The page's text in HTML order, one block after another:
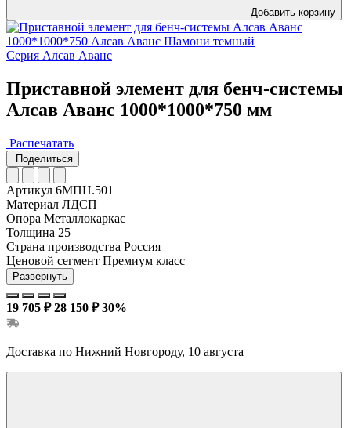
Добавить корзину
Серия Алсав Аванс
Приставной элемент для бенч-системы
Алсав Аванс 1000*1000*750 мм
Распечатать
Поделиться
Артикул 6МПН.501
Материал ЛДСП
Опора Металлокаркас
Толщина 25
Страна производства Россия
Ценовой сегмент Премиум класс
Развернуть
19 705 ₽ 28 150 ₽ 30%
Доставка по Нижний Новгороду, 10 августа